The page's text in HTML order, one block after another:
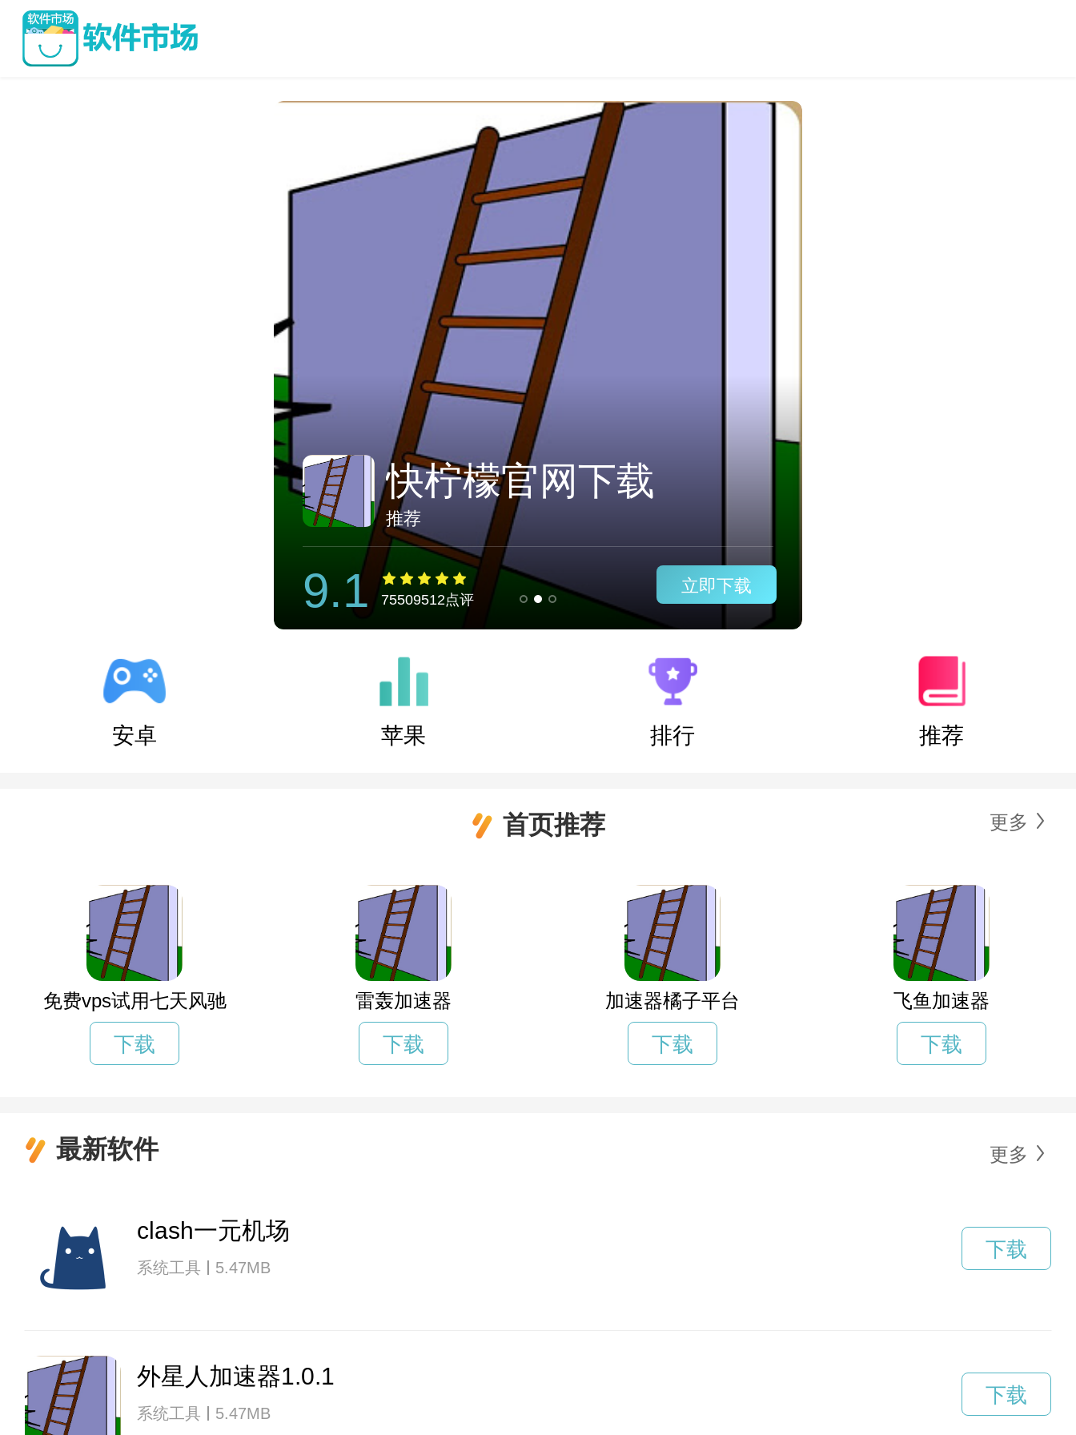
great fast加速器电脑版
推荐
9.1 75509512点评
立即下载
安卓 苹果 排行 推荐
首页推荐 更多
免费vps试用七天风驰
下载
雷轰加速器
下载
加速器橘子平台
下载
飞鱼加速器
下载
最新软件 更多
clash一元机场
系统工具 5.47MB
下载
外星人加速器1.0.1
系统工具 5.47MB
下载